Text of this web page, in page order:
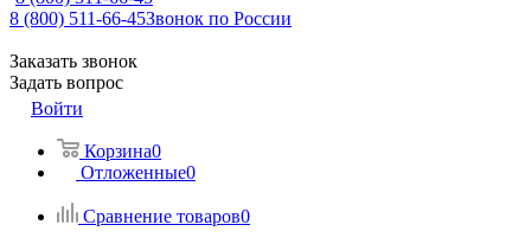
8 (800) 511-66-45Звонок по России
Заказать звонок
Задать вопрос
Войти
Корзина0
Отложенные0
Сравнение товаров0